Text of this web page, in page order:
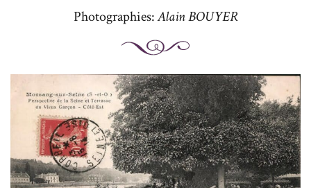
Photographies:Alain BOUYER